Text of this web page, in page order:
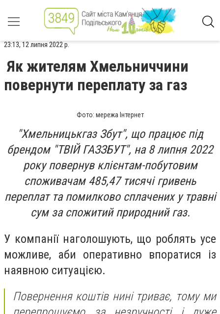
23:13, 12 липня 2022 р.
Як жителям Хмельниччини
повернути переплату за газ
Фото: мережа Інтернет
"Хмельницькгаз Збут", що працює під
брендом "ТВІЙ ГАЗЗБУТ", на 8 липня 2022
року повернув клієнтам-побутовим
споживачам 485,47 тисячі гривень
переплат та помилково сплачених у травні
сум за спожитий природний газ.
У компанії наголошують, що роблять усе
можливе, аби оперативно впоратися із
наявною ситуацією.
Повернення коштів нині триває, тому ми